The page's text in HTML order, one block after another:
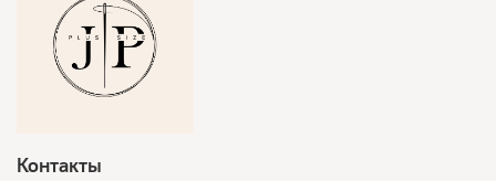
Контакты